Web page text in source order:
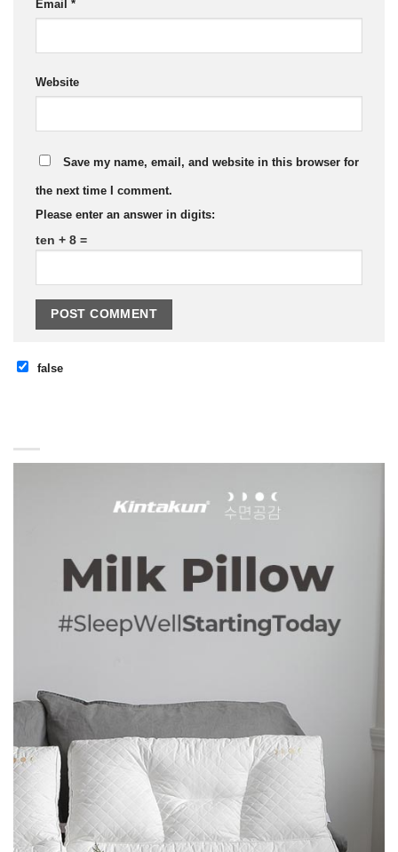
Email *
Website
Save my name, email, and website in this browser for
the next time I comment.
Please enter an answer in digits:
ten + 8 =
false